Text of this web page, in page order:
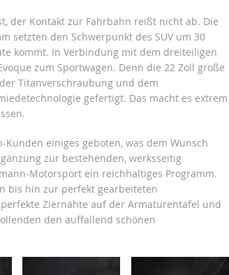
der Kontakt zur Fahrbahn reißt nicht ab. Die
setzten den Schwerpunkt des SUV um 30
kommt. In Verbindung mit dem dreiteiligen
zum Sportwagen. Denn die 22 Zoll große
Titanverschraubung und dem
gefertigt. Das macht es extrem
einiges geboten, was dem Wunsch
zur bestehenden, werksseitig
Motorsport ein reichhaltiges Programm.
bis hin zur perfekt gearbeiteten
Ziernähte auf der Armaturentafel und
den auffallend schönen